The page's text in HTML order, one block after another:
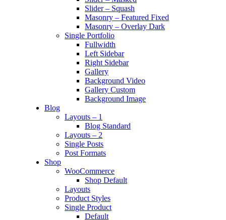
Slider – Squash
Masonry – Featured Fixed
Masonry – Overlay Dark
Single Portfolio
Fullwidth
Left Sidebar
Right Sidebar
Gallery
Background Video
Gallery Custom
Background Image
Blog
Layouts – 1
Blog Standard
Layouts – 2
Single Posts
Post Formats
Shop
WooCommerce
Shop Default
Layouts
Product Styles
Single Product
Default